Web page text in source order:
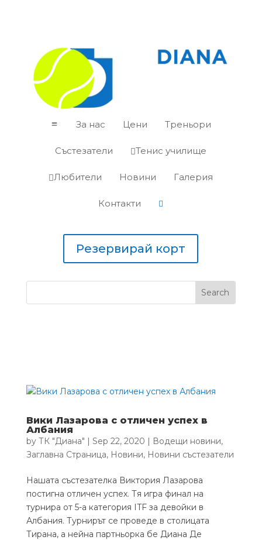
a За нас Цени Треньори
Състезатели Тенис училище
Любители Новини Галерия
Контакти 
Резервирай корт
Вики Лазарова с отличен успех в
Албания
by ТК "Диана" | Sep 22, 2020 | Водещи новини,
Заглавна Страница, Новини, Новини състезатели
Нашата състезателка Виктория Лазарова
постигна отличен успех. Тя игра финал на
турнира от 5-а категория ITF за девойки в
Албания. Турнирът се проведе в столицата
Тирана, а нейна партньорка бе Диана Де